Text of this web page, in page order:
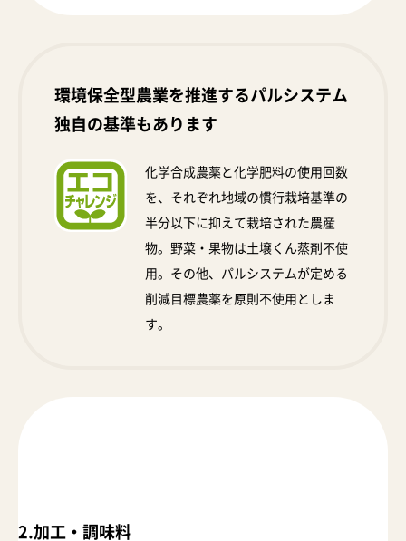
環境保全型農業を推進するパルシステム
独自の基準もあります
化学合成農薬と化学肥料の使用回数
を、それぞれ地域の慣行栽培基準の
半分以下に抑えて栽培された農産
物。野菜・果物は土壌くん蒸剤不使
用。その他、パルシステムが定める
削減目標農薬を原則不使用としま
す。
2.加工・調味料